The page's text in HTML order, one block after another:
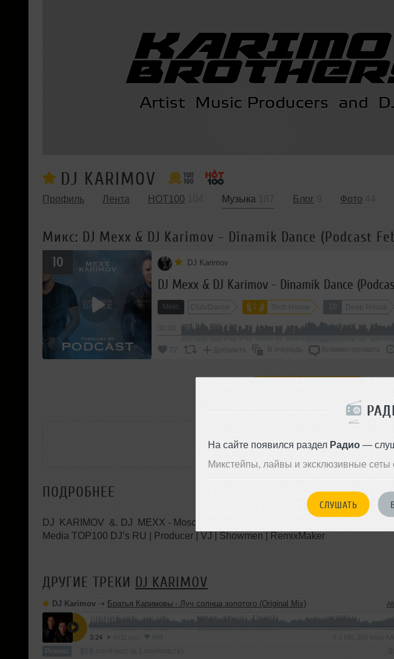
На сайте появился раздел Радио—
Микстейпы, лайвы и эксклюзивные сеты
СЛУШАТЬ
DJ KARIMOV
Профиль Лента HOT100 Музыка Блог Фото
Микс: DJ Mexx & DJ Karimov - Dinamik Dance (Podcast
10 DJ Karimov
DJ Mexx & DJ Karimov - Dinamik Dance
Микс Club/Dance 1 Tech House Deep House
72 Добавить В очередь Комментировать
РАССКАЖИ ДРУЗЬЯМ
ПОДРОБНЕЕ
DJ KARIMOV &. DJ MEXX - Moscow
Media TOP100 DJ’s RU | Producer | VJ | Showmen | RemixMaker
ДРУГИЕ ТРЕКИ DJ KARIMOV
DJ Karimov ➝ Братья Каримовы - Луч солнца золотого (Original Mix)
3:24
Ремикс